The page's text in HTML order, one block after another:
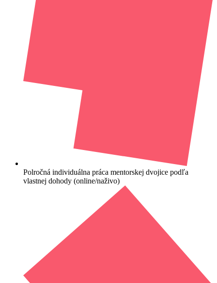
Polročná individuálna práca mentorskej dvojice podľa
vlastnej dohody (online/naživo)